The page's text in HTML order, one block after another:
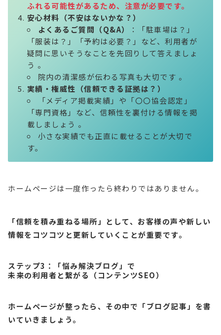
ふれる可能性があるため、注意が必要です。
安心材料（不安はないかな？）
よくあるご質問（Q&A）
：「駐車場は？」
「服装は？」「予約は必要？」など、利用者が
疑問に思いそうなことを先回りして答えましょ
う 。
院内の清潔感が伝わる写真も大切です 。
実績・権威性（信頼できる証拠は？）
「メディア掲載実績」や「〇〇協会認定」
「専門資格」など、信頼性を裏付ける情報を掲
載しましょう 。
小さな実績でも正直に載せることが大切で
す。
ホームページは一度作ったら終わりではありません。
「信頼を積み重ねる場所」として、お客様の声や新しい
情報をコツコツと更新していくことが重要です。
ステップ3：「悩み解決ブログ」で
未来の利用者と繋がる（コンテンツSEO）
ホームページが整ったら、その中で「ブログ記事」を書
いていきましょう。